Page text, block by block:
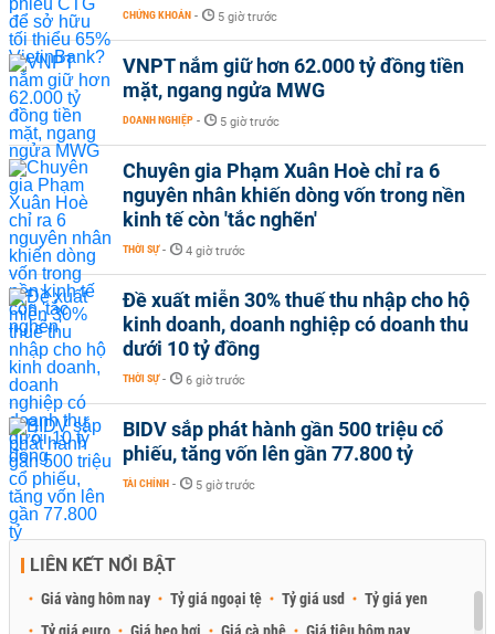
CHỨNG KHOÁN - 5 giờ trước
VNPT nắm giữ hơn 62.000 tỷ đồng tiền
mặt, ngang ngửa MWG
DOANH NGHIỆP - 5 giờ trước
Chuyên gia Phạm Xuân Hoè chỉ ra 6
nguyên nhân khiến dòng vốn trong nền
kinh tế còn 'tắc nghẽn'
THỜI SỰ - 4 giờ trước
Đề xuất miễn 30% thuế thu nhập cho hộ
kinh doanh, doanh nghiệp có doanh thu
dưới 10 tỷ đồng
THỜI SỰ - 6 giờ trước
BIDV sắp phát hành gần 500 triệu cổ
phiếu, tăng vốn lên gần 77.800 tỷ
TÀI CHÍNH - 5 giờ trước
LIÊN KẾT NỔI BẬT
Giá vàng hôm nay Tỷ giá ngoại tệ Tỷ giá usd
Tỷ giá yen
Tỷ giá euro
Giá heo hơi Giá cà phê Giá tiêu hôm nay